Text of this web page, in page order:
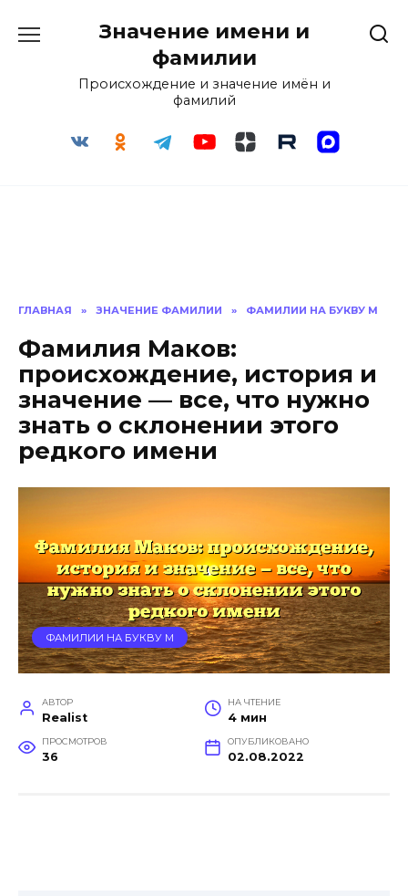
Значение имени и
фамилии
Происхождение и значение имён и
фамилий
ГЛАВНАЯ » ЗНАЧЕНИЕ ФАМИЛИИ » ФАМИЛИИ НА БУКВУ М
Фамилия Маков:
происхождение, история и
значение — все, что нужно
знать о склонении этого
редкого имени
ФАМИЛИИ НА БУКВУ М
АВТОР
Realist
НА ЧТЕНИЕ
4 мин
ПРОСМОТРОВ
36
ОПУБЛИКОВАНО
02.08.2022